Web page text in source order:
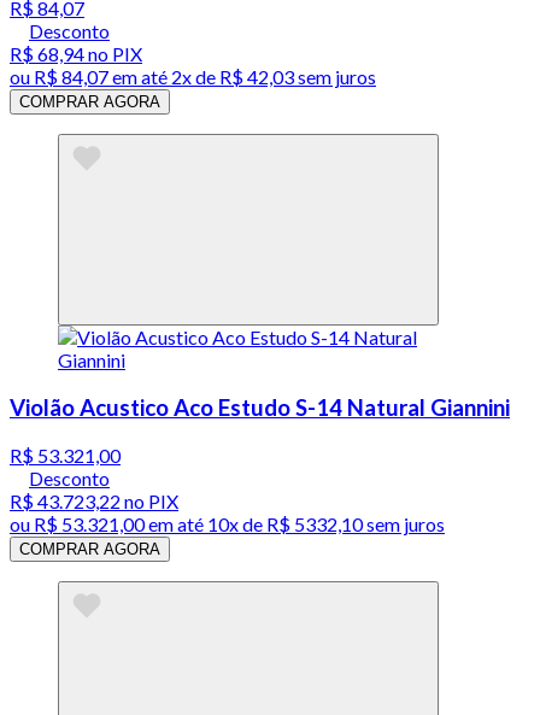
R$ 84,07
Desconto
R$ 68,94no PIX
ou R$ 84,07em até 2x de R$ 42,03 sem juros
COMPRAR AGORA
Violão Acustico Aco Estudo S-14 Natural Giannini
R$ 53.321,00
Desconto
R$ 43.723,22 no PIX
ou R$ 53.321,00em até 10x de R$ 5332,10 sem juros
COMPRAR AGORA